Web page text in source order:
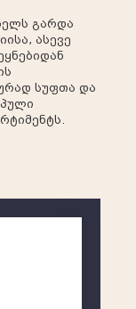
გარდა
ასევე
სუფთა და